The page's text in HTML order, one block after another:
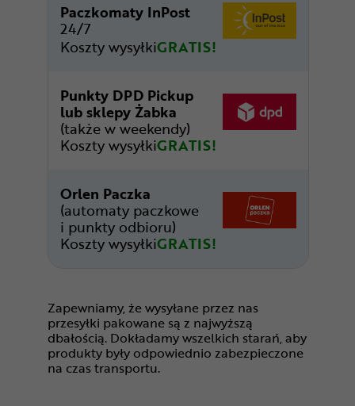
Paczkomaty InPost
24/7
Koszty wysyłkiGRATIS!
Punkty DPD Pickup
lub sklepy Żabka
(także w weekendy)
Koszty wysyłkiGRATIS!
Orlen Paczka
(automaty paczkowe
i punkty odbioru)
Koszty wysyłkiGRATIS!
Zapewniamy, że wysyłane przez nas
przesyłki pakowane są z najwyższą
dbałością. Dokładamy wszelkich starań, aby
produkty były odpowiednio zabezpieczone
na czas transportu.